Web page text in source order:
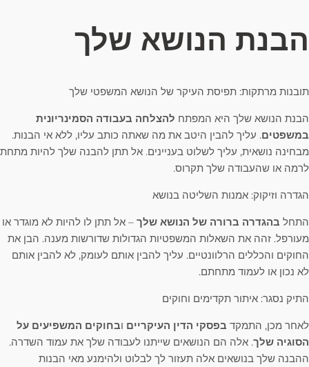
הבנת הנושא שלך
תובנות מרתקות: תפיסת העיקר של הנושא המשפטי שלך
הבנת הנושא שלך היא המפתח להצלחה בעבודה הסמינריונית
במשפטים. עליך להבין היטב את מה שאתה כותב עליו, ללא אי הבנות.
מבחינה נושאית, עליך לשלוט בעניינים. אל תתן להבנה שלך להיות מתחת
לרמה או שהעבודה שלך תקרוס.
הגדרה וזיקוק: אמנות השליטה בנושא
התחל בהגדרה ברורה של הנושא שלך – אל תתן לו להיות לא מוגדר או
מעורפל. זהה את השאלות המשפטיות הגדולות שדורשות מענה. הבן את
החוקים והכללים הרלוונטיים. עליך להבין אותם לעומק, לא להבין אותם
לא נכון או לעמוד מתחתם.
התיק נסגר: איתור תקדימים וחוקים
לאחר מכן, התמקד בפסקי הדין העיקריים ובחוקים המשפיעים על
הסוגיה שלך. אלה הם הנושאים שייתנו לעבודה שלך את עמוד השדרה.
ההבנה שלך בנושאים אלה תעזור לך לבלוט ולהימנע מאי הבנות